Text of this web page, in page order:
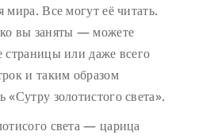
мира. Все могут её читать.
вы заняты — можете
страницы или даже всего
и таким образом
«Сутру золотистого света».
света — царица